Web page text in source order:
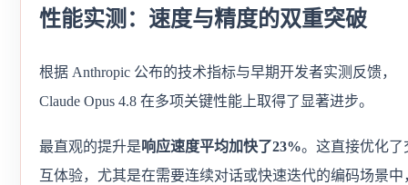
性能实测：速度与精度的双重突破
根据 Anthropic 公布的技术指标与早期开发者实测反馈，
Claude Opus 4.8 在多项关键性能上取得了显著进步。
最直观的提升是响应速度平均加快了23%。这直接优化了
互体验，尤其是在需要连续对话或快速迭代的编码场景中